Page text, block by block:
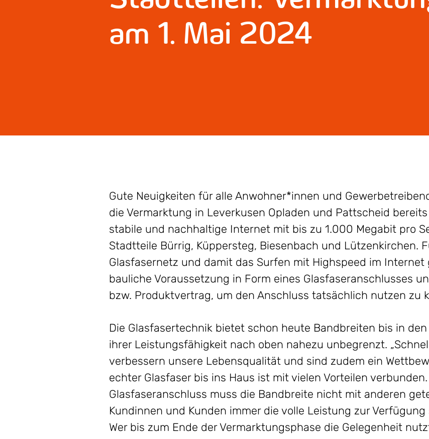
am 1. Mai 2024
Gute Neuigkeiten für alle Anwohner*innen und
die Vermarktung in Leverkusen Opladen und Pattscheid
stabile und nachhaltige Internet mit bis zu 1.000 Megabit pro
Stadtteile Bürrig, Küppersteg, Biesenbach und Lützenkirchen.
Glasfasernetz und damit das Surfen mit Highspeed im Internet
bauliche Voraussetzung in Form eines Glasfaseranschlusses
bzw. Produktvertrag, um den Anschluss tatsächlich nutzen zu
Die Glasfasertechnik bietet schon heute Bandbreiten bis in
ihrer Leistungsfähigkeit nach oben nahezu unbegrenzt.
verbessern unsere Lebensqualität und sind zudem ein
echter Glasfaser bis ins Haus ist mit vielen Vorteilen
Glasfaseranschluss muss die Bandbreite nicht mit anderen
Kundinnen und Kunden immer die volle Leistung zur Verfügung
Wer bis zum Ende der Vermarktungsphase die Gelegenheit